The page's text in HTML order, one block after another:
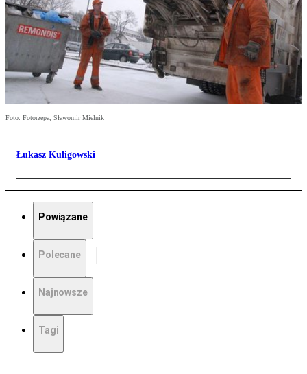
Foto: Fotorzepa, Sławomir Mielnik
Łukasz Kuligowski
Powiązane
Polecane
Najnowsze
Tagi